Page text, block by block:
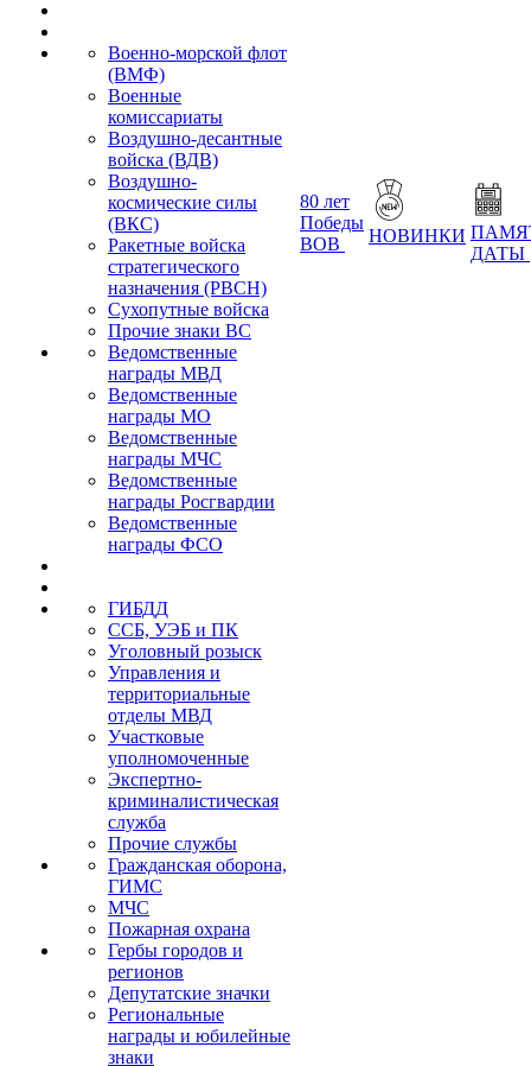
Военно-морской флот
(ВМФ)
Военные
комиссариаты
Воздушно-десантные
войска (ВДВ)
Воздушно-
космические силы
(ВКС)
Ракетные войска
стратегического
назначения (РВСН)
Сухопутные войска
Прочие знаки ВС
Ведомственные
награды МВД
Ведомственные
награды МО
Ведомственные
награды МЧС
Ведомственные
награды Росгвардии
Ведомственные
награды ФСО
ГИБДД
ССБ, УЭБ и ПК
Уголовный розыск
Управления и
территориальные
отделы МВД
Участковые
уполномоченные
Экспертно-
криминалистическая
служба
Прочие службы
Гражданская оборона,
ГИМС
МЧС
Пожарная охрана
Гербы городов и
регионов
Депутатские значки
Региональные
награды и юбилейные
знаки
80 лет
Победы
ВОВ
НОВИНКИ
ДАТЫ